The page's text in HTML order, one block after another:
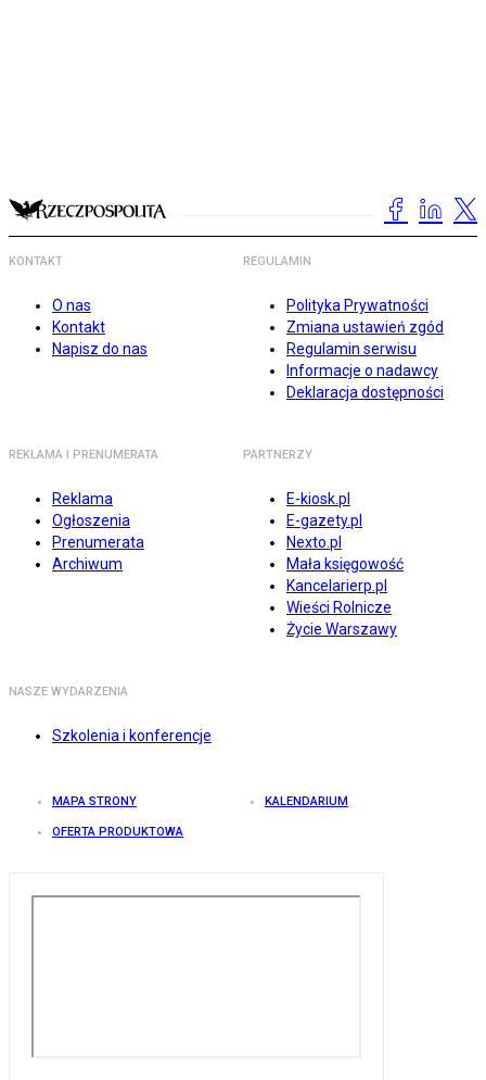
KONTAKT
O nas
Kontakt
Napisz do nas
REGULAMIN
Polityka Prywatności
Zmiana ustawień zgód
Regulamin serwisu
Informacje o nadawcy
Deklaracja dostępności
REKLAMA I PRENUMERATA
Reklama
Ogłoszenia
Prenumerata
Archiwum
PARTNERZY
E-kiosk.pl
E-gazety.pl
Nexto.pl
Mała księgowość
Kancelarierp.pl
Wieści Rolnicze
Życie Warszawy
NASZE WYDARZENIA
Szkolenia i konferencje
MAPA STRONY KALENDARIUM
OFERTA PRODUKTOWA